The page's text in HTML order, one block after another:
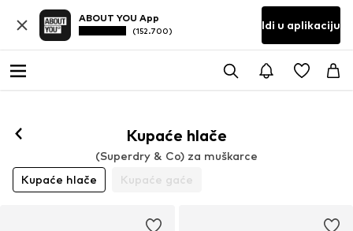
ABOUT YOU App
(152.700) Idi u aplikaciju
Kupaće hlače
(Superdry & Co) za muškarce
Kupaće hlače
Kupaće gaće